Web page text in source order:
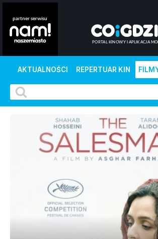
AKTUALNOŚCI REPERTUAR KIN